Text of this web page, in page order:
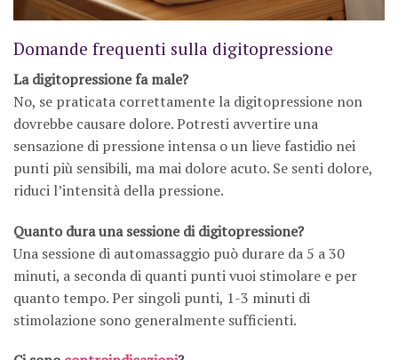
Domande frequenti sulla digitopressione
La digitopressione fa male?
No, se praticata correttamente la digitopressione non
dovrebbe causare dolore. Potresti avvertire una
sensazione di pressione intensa o un lieve fastidio nei
punti più sensibili, ma mai dolore acuto. Se senti dolore,
riduci l’intensità della pressione.
Quanto dura una sessione di digitopressione?
Una sessione di automassaggio può durare da 5 a 30
minuti, a seconda di quanti punti vuoi stimolare e per
quanto tempo. Per singoli punti, 1-3 minuti di
stimolazione sono generalmente sufficienti.